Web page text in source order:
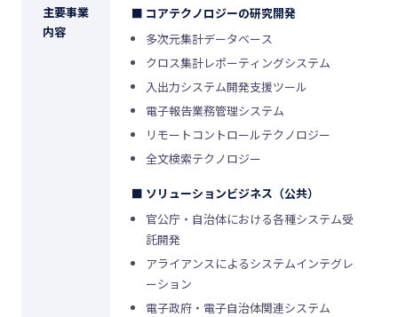
主要事業
内容
■ コアテクノロジーの研究開発
多次元集計データベース
クロス集計レポーティングシステム
入出力システム開発支援ツール
電子報告業務管理システム
リモートコントロールテクノロジー
全文検索テクノロジー
■ ソリューションビジネス（公共）
官公庁・自治体における各種システム受
託開発
アライアンスによるシステムインテグレ
ーション
電子政府・電子自治体関連システム